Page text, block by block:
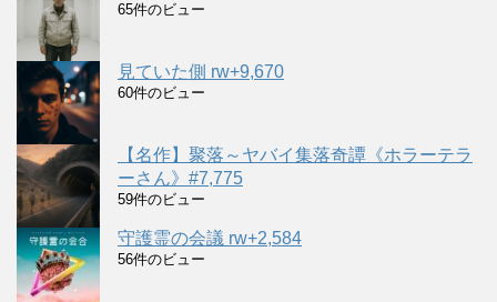
65件のビュー
見ていた側 rw+9,670
60件のビュー
【名作】聚落～ヤバイ集落奇譚《ホラーテラ
ーさん》#7,775
59件のビュー
守護霊の会議 rw+2,584
56件のビュー